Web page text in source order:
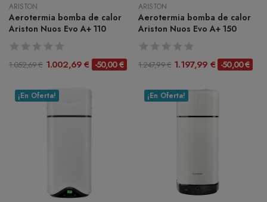
ARISTON
Aerotermia bomba de calor
Ariston Nuos Evo A+ 110
1.052,69 € 1.002,69 € -50,00 €
ARISTON
Aerotermia bomba de calor
Ariston Nuos Evo A+ 150
1.247,99 € 1.197,99 € -50,00 €
¡En Oferta! ¡En Oferta!